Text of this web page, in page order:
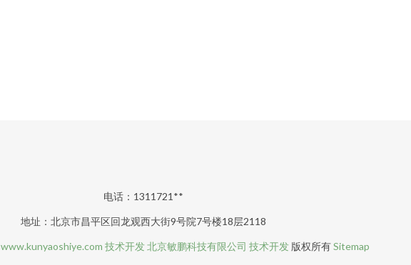
电话：1311721**
地址：北京市昌平区回龙观西大街9号院7号楼18层2118
www.kunyaoshiye.com 技术开发 北京敏鹏科技有限公司 技术开发版权所有Sitemap